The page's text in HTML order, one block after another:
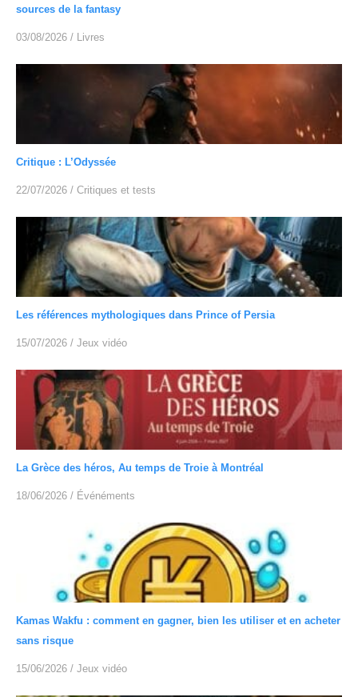
sources de la fantasy
03/08/2026 / Livres
Critique : L’Odyssée
22/07/2026 / Critiques et tests
Les références mythologiques dans Prince of Persia
15/07/2026 / Jeux vidéo
La Grèce des héros, Au temps de Troie à Montréal
18/06/2026 / Événéments
Kamas Wakfu : comment en gagner, bien les utiliser et en acheter
sans risque
15/06/2026 / Jeux vidéo